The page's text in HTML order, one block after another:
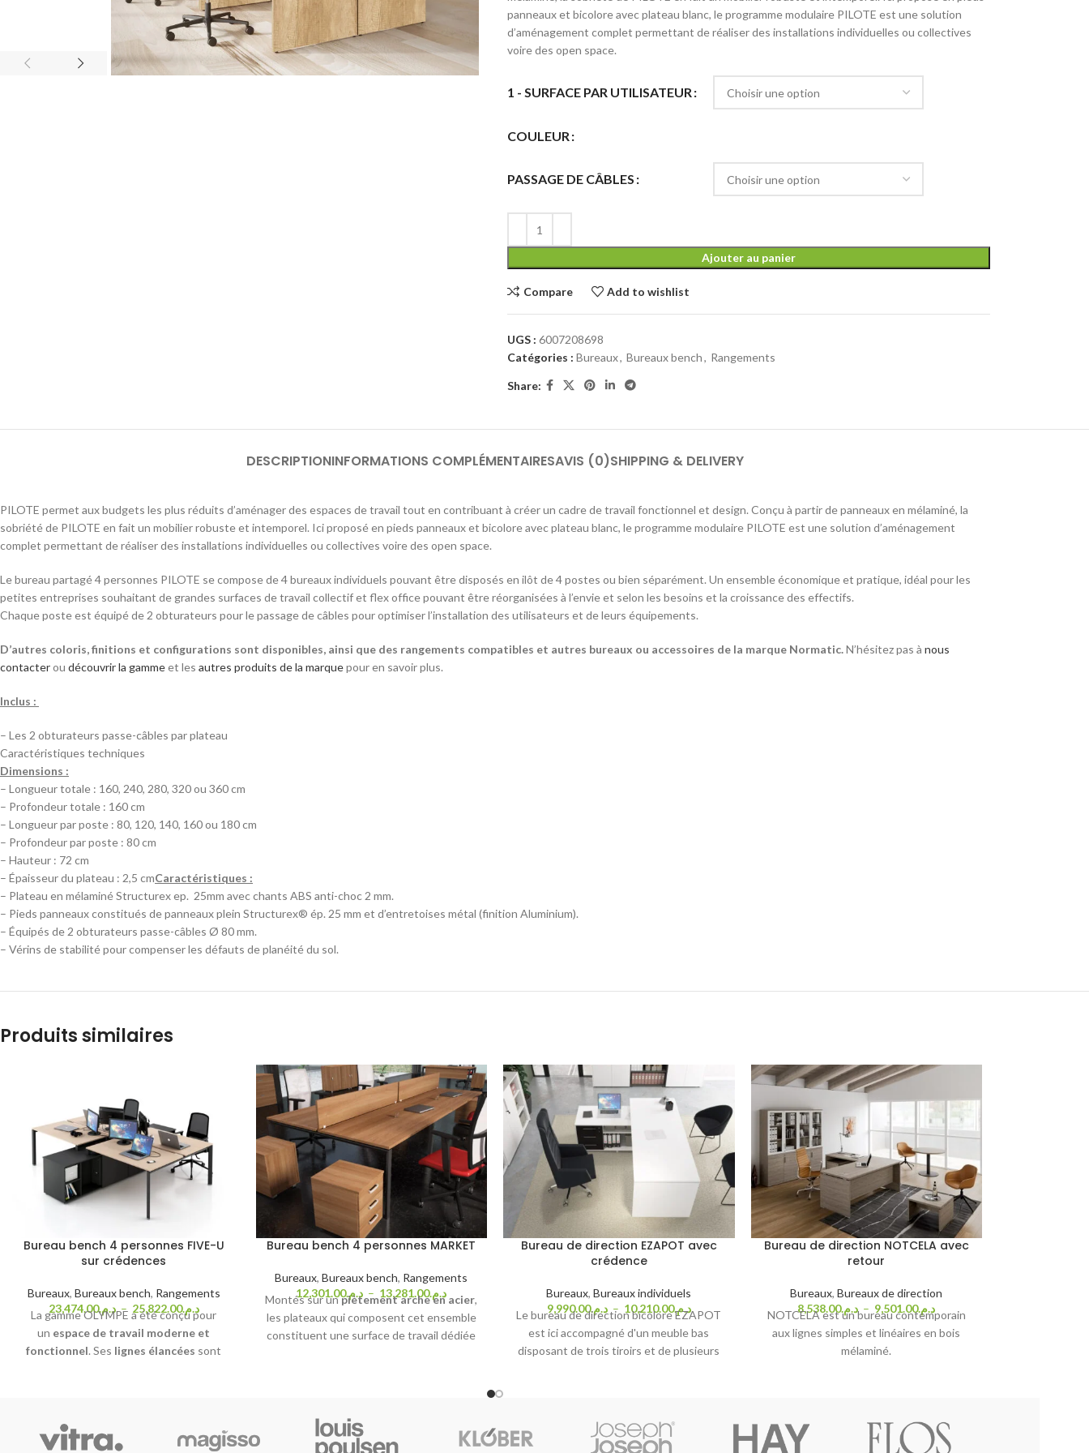
panneaux et bicolore avec plateau blanc, le programme modulaire PILOTE est une solution
d’aménagement complet permettant de réaliser des installations individuelles ou collectives
voire des open space.
1 - SURFACE PAR UTILISATEUR
COULEUR
PASSAGE DE CÂBLES
Ajouter au panier
Compare Add to wishlist
UGS : 6007208698
Catégories : Bureaux, Bureaux bench, Rangements
Share:
DESCRIPTIONINFORMATIONS COMPLÉMENTAIRESAVIS (0)SHIPPING & DELIVERY
PILOTE permet aux budgets les plus réduits d’aménager des espaces de travail tout en contribuant à créer un cadre de travail fonctionnel et design. Conçu à partir de panneaux en mélaminé, la
sobriété de PILOTE en fait un mobilier robuste et intemporel. Ici proposé en pieds panneaux et bicolore avec plateau blanc, le programme modulaire PILOTE est une solution d’aménagement
complet permettant de réaliser des installations individuelles ou collectives voire des open space.
Le bureau partagé 4 personnes PILOTE se compose de 4 bureaux individuels pouvant être disposés en ilôt de 4 postes ou bien séparément. Un ensemble économique et pratique, idéal pour les
petites entreprises souhaitant de grandes surfaces de travail collectif et flex office pouvant être réorganisées à l’envie et selon les besoins et la croissance des effectifs.
Chaque poste est équipé de 2 obturateurs pour le passage de câbles pour optimiser l’installation des utilisateurs et de leurs équipements.
D’autres coloris, finitions et configurations sont disponibles, ainsi que des rangements compatibles et autres bureaux ou accessoires de la marque Normatic.N’hésitez pas à nous
contacterou découvrir la gammeet les autres produits de la marquepour en savoir plus.
Inclus :
– Les 2 obturateurs passe-câbles par plateau
Caractéristiques techniques
Dimensions :
– Longueur totale : 160, 240, 280, 320 ou 360 cm
– Profondeur totale : 160 cm
– Longueur par poste : 80, 120, 140, 160 ou 180 cm
– Profondeur par poste : 80 cm
– Hauteur : 72 cm
– Épaisseur du plateau : 2,5 cmCaractéristiques :
– Plateau en mélaminé Structurex ep. 25mm avec chants ABS anti-choc 2 mm.
– Pieds panneaux constitués de panneaux plein Structurex® ép. 25 mm et d’entretoises métal (finition Aluminium).
– Équipés de 2 obturateurs passe-câbles Ø 80 mm.
– Vérins de stabilité pour compenser les défauts de planéité du sol.
Produits similaires
Bureau bench 4 personnes FIVE-U
sur crédences
Bureaux, Bureaux bench, Rangements
د.م.23,474.00 – د.م.25,822.00
La gamme OLYMPE a été conçu pour
un espace de travail moderne et
fonctionnel. Ses lignes élancées sont
structure métallique à section carrée
fabriquée à partir d’un acier de 2 mm. Le
Bureau bench 4 personnes MARKET
Bureaux,Bureaux bench, Rangements
د.م.12,301.00 – د.م.13,281.00
Montés sur unpiètement arche en acier,
les plateaux qui composent cet ensemble
constituent une surface de travail dédiée
également de compléter le tout par des
accessoires pratiques dédiés à
Bureau de direction EZAPOT avec
crédence
Bureaux,Bureaux individuels
د.م.9,990.00 – د.م.10,210.00
Le bureau de direction bicolore EZAPOT
est ici accompagné d'un meuble bas
disposant de trois tiroirs et de plusieurs
Bureau de direction NOTCELA avec
retour
Bureaux,Bureaux de direction
د.م.8,538.00 – د.م.9,501.00
NOTCELA est un bureau contemporain
aux lignes simples et linéaires en bois
mélaminé.